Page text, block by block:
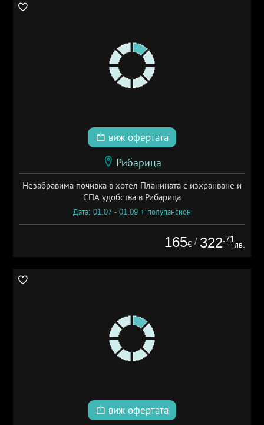
виж офертата
Рибарица
Незабравима почивка в хотел Планината с изхранване и
СПА удобства в Рибарица
Дата: 01.07 - 01.09 + полупансион
165€ / 322.71
лв.
виж офертата